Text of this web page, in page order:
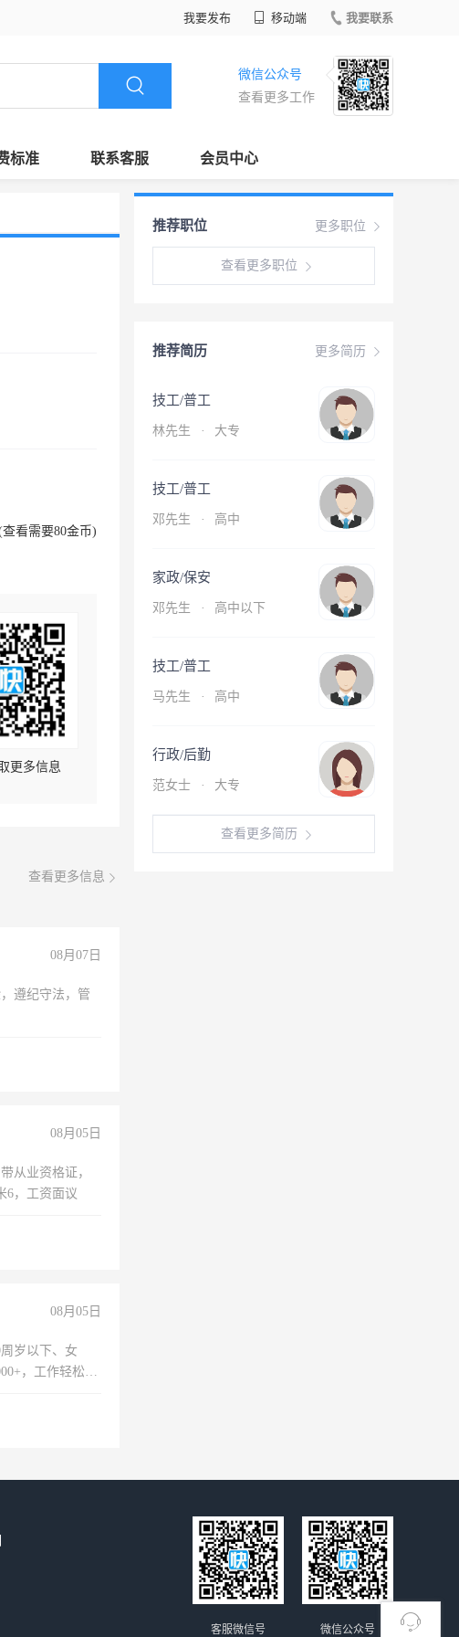
我要发布 移动端 我要联系
微信公众号
查看更多工作
标准 联系客服 会员中心
查看需要80金币)
更多信息
查看更多信息
08月07日
遵纪守法，管
08月05日
从业资格证，
6，工资面议
08月05日
岁以下、女
，工作轻松，
更多职位
推荐职位
查看更多职位
更多简历
推荐简历
技工/普工
林先生 · 大专
技工/普工
邓先生 · 高中
家政/保安
邓先生 · 高中以下
技工/普工
马先生 · 高中
行政/后勤
范女士 · 大专
查看更多简历
微信公众号
客服微信号